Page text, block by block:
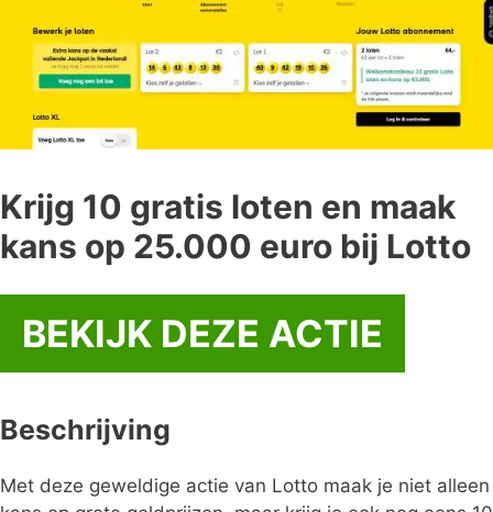
Krijg 10 gratis loten en maak
kans op 25.000 euro bij Lotto
BEKIJK DEZE ACTIE
Beschrijving
Met deze geweldige actie van Lotto maak je niet alleen